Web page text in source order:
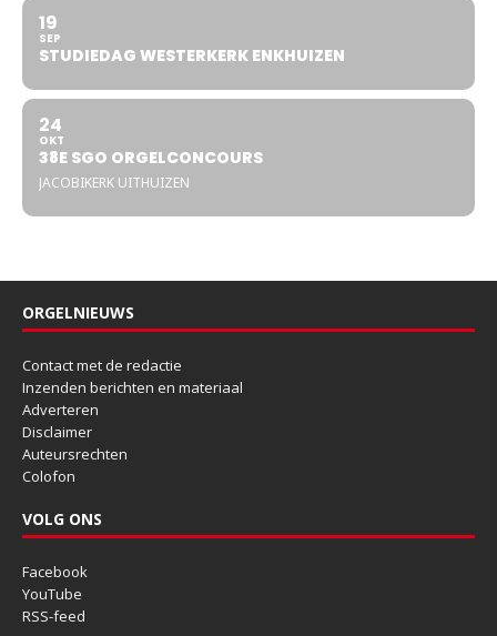
19
SEP
STUDIEDAG WESTERKERK ENKHUIZEN
24
OKT
38E SGO ORGELCONCOURS
JACOBIKERK UITHUIZEN
ORGELNIEUWS
Contact met de redactie
Inzenden berichten en materiaal
Adverteren
Disclaimer
Auteursrechten
Colofon
VOLG ONS
Facebook
YouTube
RSS-feed